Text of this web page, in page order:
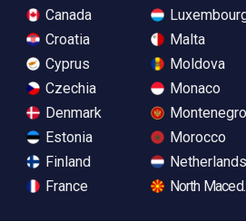
Canada
Croatia
Cyprus
Czechia
Denmark
Estonia
Finland
France
Malta
Moldova
Monaco
Montenegro
Morocco
Netherlands
North